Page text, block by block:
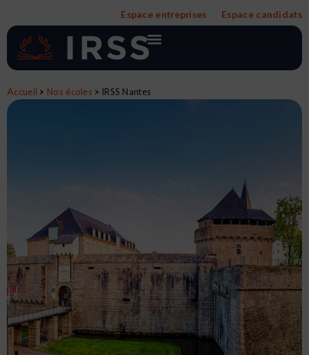
contenu
Espace entreprises Espace candidats
Accueil > Nos écoles > IRSS Nantes